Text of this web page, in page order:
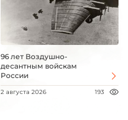
96 лет Воздушно-
десантным войскам
России
2 августа 2026 193